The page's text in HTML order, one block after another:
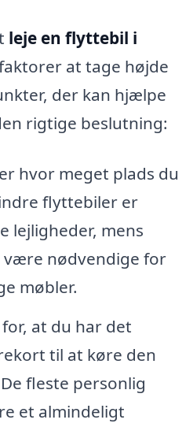
leje en flyttebil i
at tage højde
der kan hjælpe
rigtige beslutning:
hvor meget plads du
flyttebiler er
lejligheder, mens
nødvendige for
møbler.
at du har det
til at køre den
fleste personlig
et almindeligt